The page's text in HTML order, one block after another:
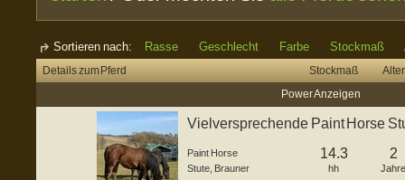
Sortieren nach: Rasse Geschlecht Farbe Stockmaß
Details zum Pferd Stockmaß
Alter
Power Anzeigen
Vielversprechende Paint Horse
Paint Horse
Stute Brauner
14.3
hh
2
Jahre